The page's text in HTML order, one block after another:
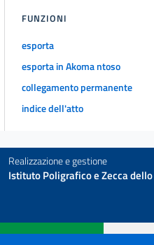
33
34
35
37
38
40
FUNZIONI
esporta
esporta in Akoma ntoso
collegamento permanente
indice dell'atto
Realizzazione e gestione
Istituto Poligrafico e Zecca